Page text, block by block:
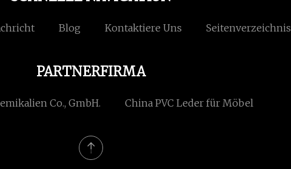
Blog Kontaktiere Uns Seitenverzeichnis
PARTNERFIRMA
Co., GmbH. China PVC Leder für Möbel